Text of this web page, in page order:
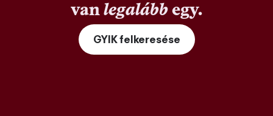
vanlegalábbegy.
GYIK felkeresése